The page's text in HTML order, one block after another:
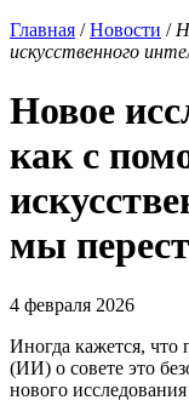
Главная /Новости /
искусственного
Новое
как с
мы
4 февраля 2026
Иногда кажется, что
(ИИ) о совете это
нового